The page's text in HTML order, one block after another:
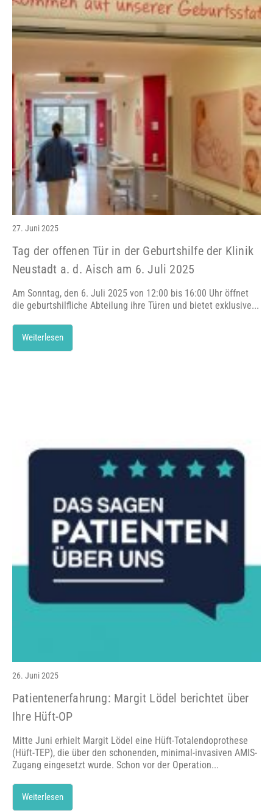
27. Juni 2025
Tag der offenen Tür in der Geburtshilfe der Klinik
Neustadt a. d. Aisch am 6. Juli 2025
Am Sonntag, den 6. Juli 2025 von 12:00 bis 16:00 Uhr öffnet
die geburtshilfliche Abteilung ihre Türen und bietet exklusive...
Weiterlesen
26. Juni 2025
Patientenerfahrung: Margit Lödel berichtet über
Ihre Hüft-OP
Mitte Juni erhielt Margit Lödel eine Hüft-Totalendoprothese
(Hüft-TEP), die über den schonenden, minimal-invasiven AMIS-
Zugang eingesetzt wurde. Schon vor der Operation...
Weiterlesen